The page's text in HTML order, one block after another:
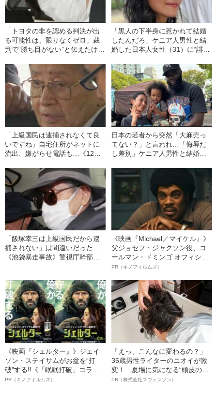
「トヨタの非を認める判決が出
る可能性は、限りなくゼロ」裁
判で“勝ち目がない”と伝えたけれ
幸三を説得できなかった「長男
の葛藤」
「黒人の下半身に惹かれて結婚
したんだろ」ケニア人男性と結
婚した日本人女性（31）に“誹謗
感じる“外国人差別”のリアル
「上級国民は逮捕されなくて良
いですね」自宅住所がネットに
流出、嫌がらせ電話も…《12人
の長男が直面した「加害者家族
への暴力」
日本の若者から突然「大麻売っ
てない？」と言われ…「侮辱だ
し差別」ケニア人男性と結婚し
「飯塚幸三は上級国民だから逮
捕されない」は間違いだった…
《池袋暴走事故》警視庁幹部が
《映画『Michael／マイケル』》
父ジョセフ・ジャクソン役、コ
ールマン・ドミンゴ オフィシャ
ルインタビュー“観客を魅了した
語る”《日本興収70億円突破》
PR（キノフィルムズ）
《映画『シェルター』》ジェイ
ソン・ステイサムがお盆を“打
破”する!!《「眠眠打破」コラ
ボ》
PR（キノフィルムズ）
「えっ、こんなに変わるの？」
36歳男性ライターのニオイが激
変！ 夏場に気になる“頭皮のニ
オイ”や“ベタつき”を解消す
PR（株式会社スヴェンソン）